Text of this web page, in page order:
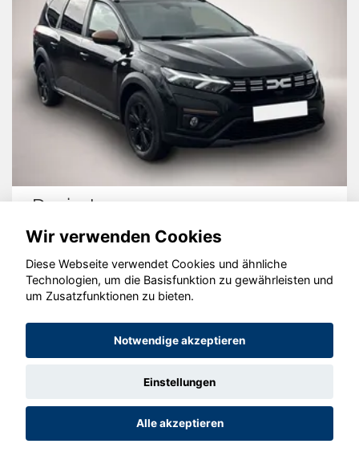
Dacia Jogger
© konjunkturmotor.de GmbH 2020 - 2026
Wir verwenden Cookies
Diese Webseite verwendet Cookies und ähnliche
Technologien, um die Basisfunktion zu gewährleisten und
um Zusatzfunktionen zu bieten.
Notwendige akzeptieren
Einstellungen
Alle akzeptieren